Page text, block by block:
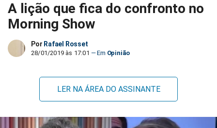
no
Facebook
no
Whatsapp
no
Twitter
no
no
no
A lição que fica do confronto no
Morning Show
Por Rafael Rosset
28/01/2019 às 17:01 Opinião
LER NA ÁREA DO ASSINANTE